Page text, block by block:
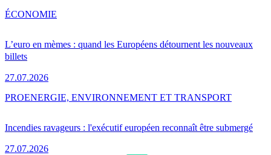
L’euro en mèmes : quand les Européens détournent les nouveaux
billets
27.07.2026
ÉCONOMIE
Incendies ravageurs : l'exécutif européen reconnaît être submergé
27.07.2026
PROENERGIE, ENVIRONNEMENT ET TRANSPORT